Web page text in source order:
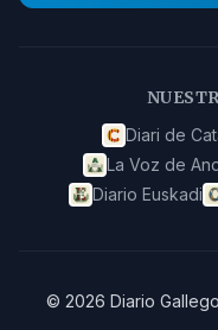
Diari de
La Voz de
Diario Euskadi
© 2026 Diario Gallego